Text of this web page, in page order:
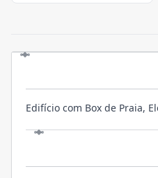
Edifício com Box de Praia,